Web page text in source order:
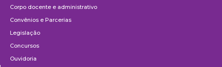
Corpo docente e administrativo
Convênios e Parcerias
Legislação
Concursos
Ouvidoria